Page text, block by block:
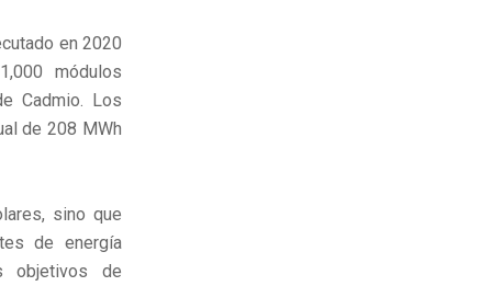
en 2020
módulos
Cadmio. Los
de 208 MWh
sino que
de energía
objetivos de